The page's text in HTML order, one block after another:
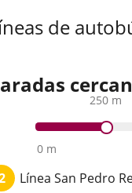
de
0 m
250 m
Línea San Pedro